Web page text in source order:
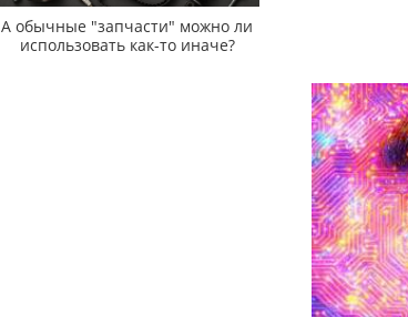
А обычные "запчасти" можно ли
использовать как-то иначе?